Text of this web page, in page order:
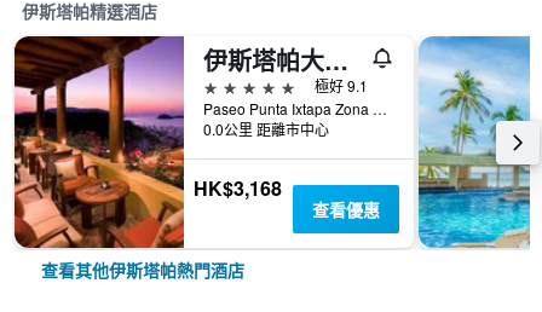
伊斯塔帕精選酒店
伊斯塔帕大海小溪度假酒店及Spa
5星級
極好 9.1
Paseo Punta Ixtapa Zona Hotelera II, 伊斯塔帕, 格雷羅, 墨西哥
0.0公里 距離市中心
HK$3,168
查看優惠
查看其他伊斯塔帕熱門酒店